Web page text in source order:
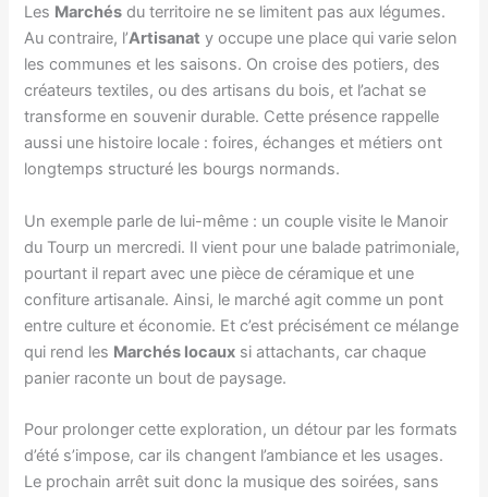
Les Marchés du territoire ne se limitent pas aux légumes.
Au contraire, l’Artisanat y occupe une place qui varie selon
les communes et les saisons. On croise des potiers, des
créateurs textiles, ou des artisans du bois, et l’achat se
transforme en souvenir durable. Cette présence rappelle
aussi une histoire locale : foires, échanges et métiers ont
longtemps structuré les bourgs normands.
Un exemple parle de lui-même : un couple visite le Manoir
du Tourp un mercredi. Il vient pour une balade patrimoniale,
pourtant il repart avec une pièce de céramique et une
confiture artisanale. Ainsi, le marché agit comme un pont
entre culture et économie. Et c’est précisément ce mélange
qui rend les Marchés locaux si attachants, car chaque
panier raconte un bout de paysage.
Pour prolonger cette exploration, un détour par les formats
d’été s’impose, car ils changent l’ambiance et les usages.
Le prochain arrêt suit donc la musique des soirées, sans